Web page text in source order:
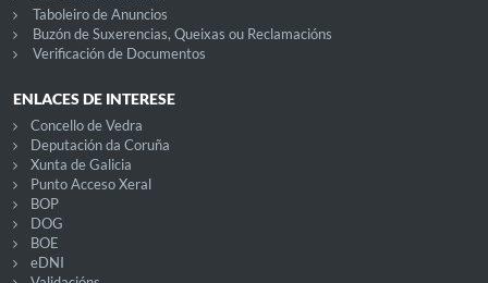
Taboleiro de Anuncios
Buzón de Suxerencias, Queixas ou Reclamacións
Verificación de Documentos
ENLACES DE INTERESE
Concello de Vedra
Deputación da Coruña
Xunta de Galicia
Punto Acceso Xeral
BOP
DOG
BOE
eDNI